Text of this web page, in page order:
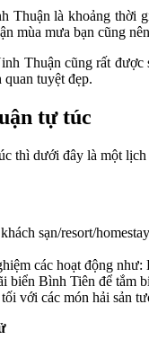
Thuận là khoảng
mùa mưa bạn cũng
Thuận cũng rất
quan tuyệt đẹp.
tự túc
thì dưới đây là một
sạn/resort/
các hoạt động như:
biển Bình Tiên để tắm
với các món hải sản